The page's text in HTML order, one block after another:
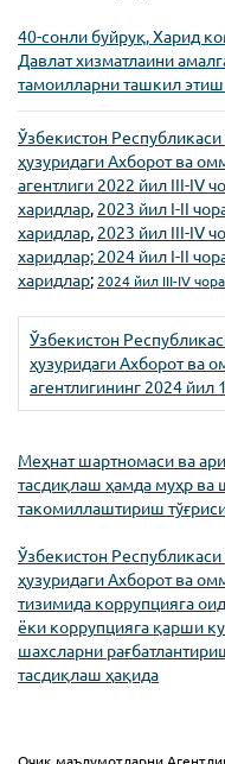
40-сонли буйруқ,Харид
Давлат хизматлаини
тамоилларни ташкил этиш
Ўзбекистон
ҳузуридагиАхборот ва
агентлиги 2022 йил III-IV
харидлар, 2023 йил I-II
харидлар, 2023 йил III-IV
харидлар; 2024 йил I-II
харидлар; 2024 йил III-IV
Ўзбекистон
ҳузуридаги Ахборот ва
агентлигининг 2024
Меҳнат шартномаси ва
тасдиқлаш ҳамда муҳр
такомиллаштириш
Ўзбекистон
ҳузуридаги Ахборот ва
тизимида коррупцияга
ёки коррупцияга қарши
шахсларни
тасдиқлаш ҳақида